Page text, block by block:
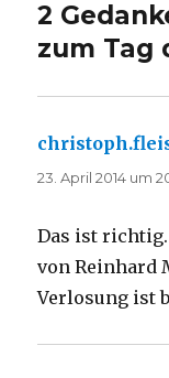
2
zum Tag
23. April 2014 um
Das ist richtig.
von Reinhard
Verlosung ist